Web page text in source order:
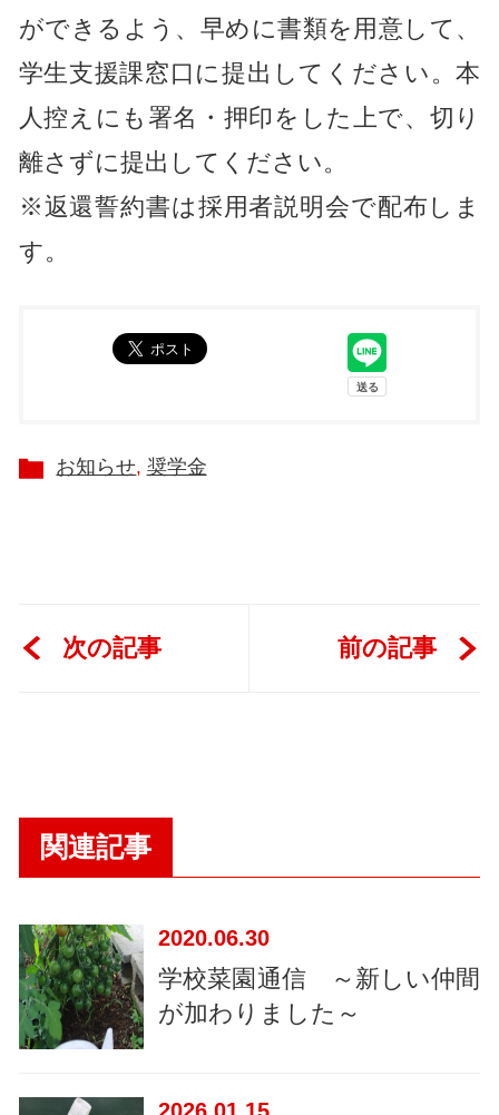
ができるよう、早めに書類を用意して、
学生支援課窓口に提出してください。本
人控えにも署名・押印をした上で、切り
離さずに提出してください。
※返還誓約書は採用者説明会で配布しま
す。
お知らせ 奨学金
次の記事 前の記事
関連記事
2020 06.30
学校菜園通信 ～新しい仲間
が加わりました～